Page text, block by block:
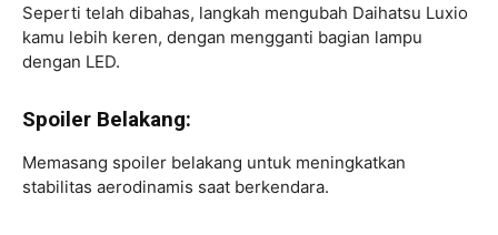
Seperti telah dibahas, langkah mengubah Daihatsu Luxio
kamu lebih keren, dengan mengganti bagian lampu
dengan LED.
Spoiler Belakang:
Memasang spoiler belakang untuk meningkatkan
stabilitas aerodinamis saat berkendara.